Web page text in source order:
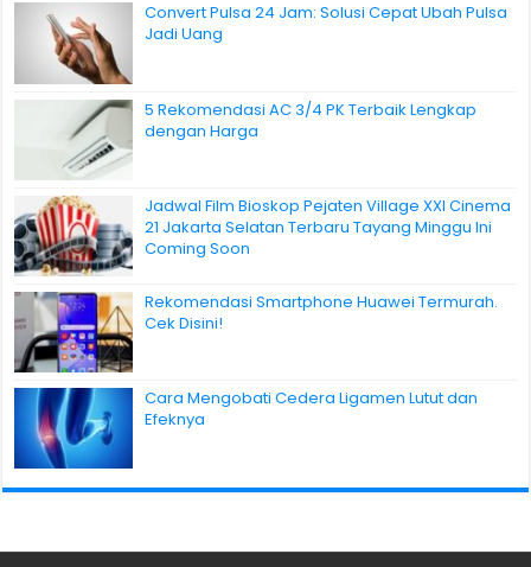
Convert Pulsa 24 Jam: Solusi Cepat Ubah Pulsa
Jadi Uang
5 Rekomendasi AC 3/4 PK Terbaik Lengkap
dengan Harga
Jadwal Film Bioskop Pejaten Village XXI Cinema
21 Jakarta Selatan Terbaru Tayang Minggu Ini
Coming Soon
Rekomendasi Smartphone Huawei Termurah.
Cek Disini!
Cara Mengobati Cedera Ligamen Lutut dan
Efeknya